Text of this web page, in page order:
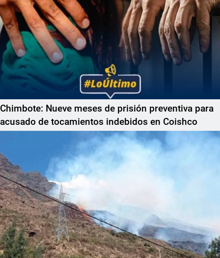
Chimbote: Nueve meses de prisión preventiva para
acusado de tocamientos indebidos en Coishco